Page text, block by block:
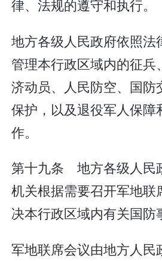
律、法规的遵守和执行。
地方各级人民政府依照法
管理本行政区域内的征兵
济动员、人民防空、国防
保护，以及退役军人保障
作。
第十九条 地方各级人民
机关根据需要召开军地联
决本行政区域内有关国防
军地联席会议由地方人民